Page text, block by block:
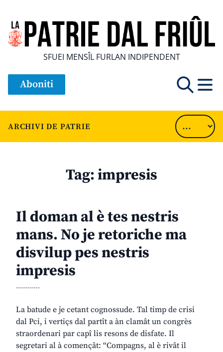
SFUEI MENSÎL FURLAN INDIPENDENT
Aboniti
ARCHIVI DE PATRIE
Tag:impresis
Il doman al è tes nestris
mans. No je retoriche ma
disvilup pes nestris
impresis
............
La batude e je cetant cognossude. Tal timp de crisi
dal Pci, i vertiçs dal partît a àn clamât un congrès
straordenari par capî lis resons de disfate. Il
segretari al à començât: “Compagns, al è rivât il